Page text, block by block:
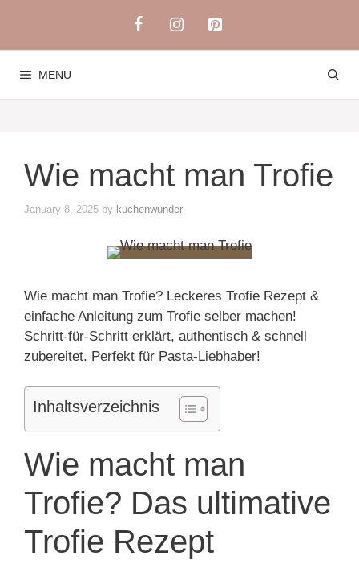
content
MENU
Wie macht man Trofie
January 8, 2025 by kuchenwunder
Wie macht man Trofie? Leckeres Trofie Rezept &
einfache Anleitung zum Trofie selber machen!
Schritt-für-Schritt erklärt, authentisch & schnell
zubereitet. Perfekt für Pasta-Liebhaber!
Inhaltsverzeichnis
Wie macht man
Trofie? Das ultimative
Trofie Rezept